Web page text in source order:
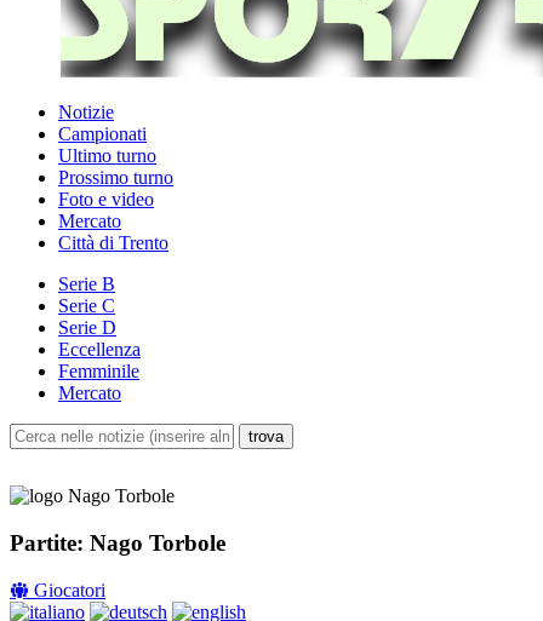
Notizie
Campionati
Ultimo turno
Prossimo turno
Foto e video
Mercato
Città di Trento
Serie B
Serie C
Serie D
Eccellenza
Femminile
Mercato
Partite: Nago Torbole
Giocatori